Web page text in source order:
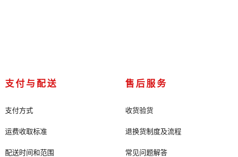
支付与配送
支付方式
运费收取标准
配送时间和范围
售后服务
收货验货
退换货制度及流程
常见问题解答